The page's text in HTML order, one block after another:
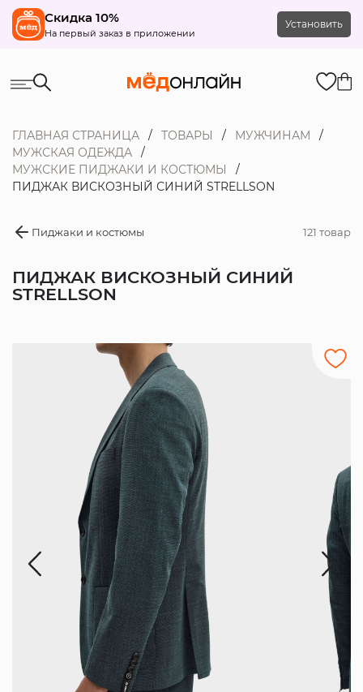
Скидка 10%
На первый заказ в приложении
Установить
ГЛАВНАЯ СТРАНИЦА ТОВАРЫ
МУЖЧИНАМ
МУЖСКАЯ ОДЕЖДА
МУЖСКИЕ ПИДЖАКИ И КОСТЮМЫ
ПИДЖАК ВИСКОЗНЫЙ СИНИЙ STRELLSON
Пиджаки и костюмы 121 товар
ПИДЖАК ВИСКОЗНЫЙ СИНИЙ
STRELLSON